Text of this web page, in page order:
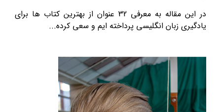
در این مقاله به معرفی 32 عنوان از بهترین کتاب ها برای
یادگیری زبان انگلیسی پرداخته ایم و سعی کرده...